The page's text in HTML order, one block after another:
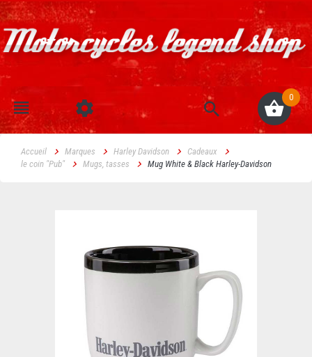
0
Accueil Marques Harley Davidson
Cadeaux
le coin "Pub"
Mugs, tasses Mug White & Black Harley-Davidson